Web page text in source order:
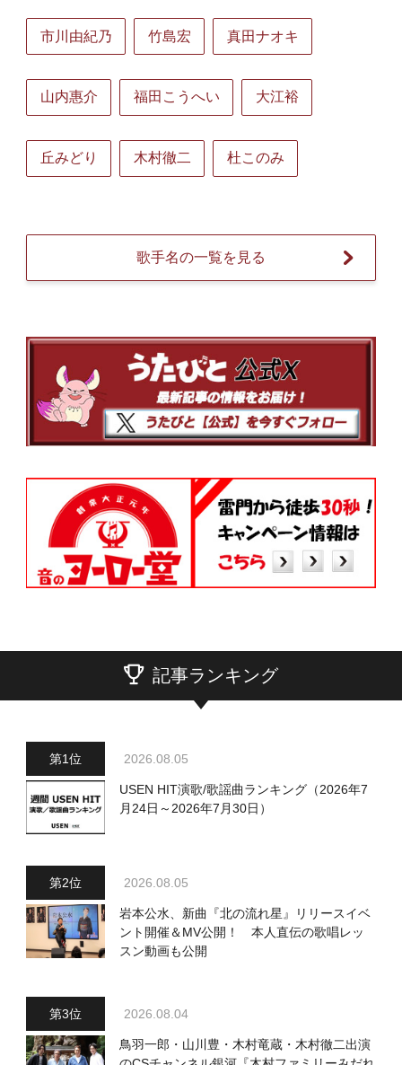
市川由紀乃 竹島宏 真田ナオキ
山内惠介 福田こうへい 大江裕
丘みどり 木村徹二 杜このみ
歌手名の一覧を見る
記事ランキング
2026.08.05
USEN HIT演歌/歌謡曲ランキング（2026年7
月24日～2026年7月30日）
2026.08.05
岩本公水、新曲『北の流れ星』リリースイベ
ント開催＆MV公開！ 本人直伝の歌唱レッ
スン動画も公開
2026.08.04
鳥羽一郎・山川豊・木村竜蔵・木村徹二出演